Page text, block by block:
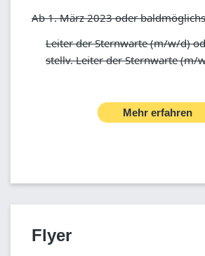
Ab 1. März 2023 oder
Leiter der Sternwarte (m/w/d)
stellv. Leiter der Sternwarte (m/
Mehr erfahren
Flyer